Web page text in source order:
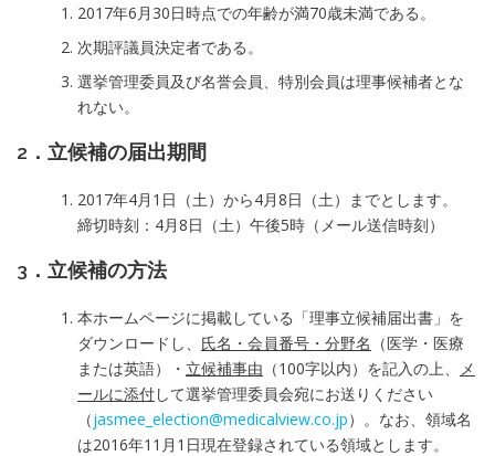
2017年6月30日時点での年齢が満70歳未満である。
次期評議員決定者である。
選挙管理委員及び名誉会員、特別会員は理事候補者とな
れない。
2．立候補の届出期間
2017年4月1日（土）から4月8日（土）までとします。
締切時刻：4月8日（土）午後5時（メール送信時刻）
3．立候補の方法
本ホームページに掲載している「理事立候補届出書」を
ダウンロードし、 氏名・会員番号・分野名 （医学・医療
または英語）・ 立候補事由 （100字以内）を記入の上、
メ
ールに添付して選挙管理委員会宛にお送りください
（jasmee_election@medicalview.co.jp）。なお、領域名
は2016年11月1日現在登録されている領域とします。